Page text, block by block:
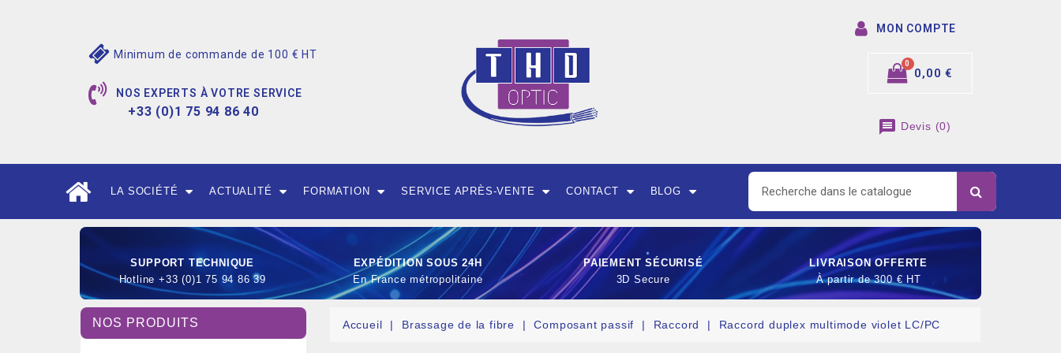
Minimum de commande de 100 € HT
NOS EXPERTS À VOTRE SERVICE
+33 (0)1 75 94 86 40
MON COMPTE
0,00 €
message Devis (0)
LA SOCIÉTÉ ACTUALITÉ FORMATION SERVICE APRÈS-VENTE CONTACT BLOG
SUPPORT TECHNIQUE
Hotline +33 (0)1 75 94 86 39
EXPÉDITION SOUS 24H
En France métropolitaine
PAIEMENT SÉCURISÉ
3D Secure
LIVRAISON OFFERTE
À partir de 300 € HT
NOS PRODUITS Accueil Brassage de la fibre Composant passif Raccord Raccord duplex multimode violet LC/PC